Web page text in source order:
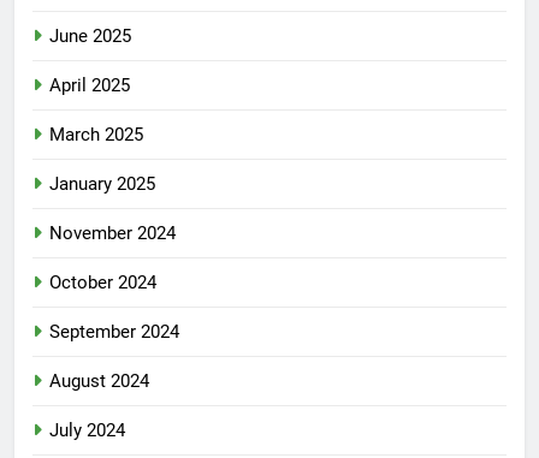
June 2025
April 2025
March 2025
January 2025
November 2024
October 2024
September 2024
August 2024
July 2024